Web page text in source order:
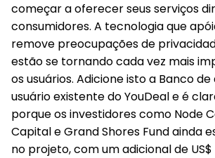
começar a oferecer seus serviços
consumidores. A tecnologia que
remove preocupações de
estão se tornando cada vez mais
os usuários. Adicione isto a Banco
usuário existente do YouDeal e é
porque os investidores como Node
Capital e Grand Shores Fund ainda
no projeto, com um adicional de